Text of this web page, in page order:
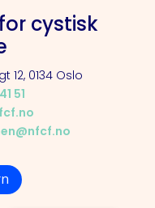
cystisk
12, 0134 Oslo
51